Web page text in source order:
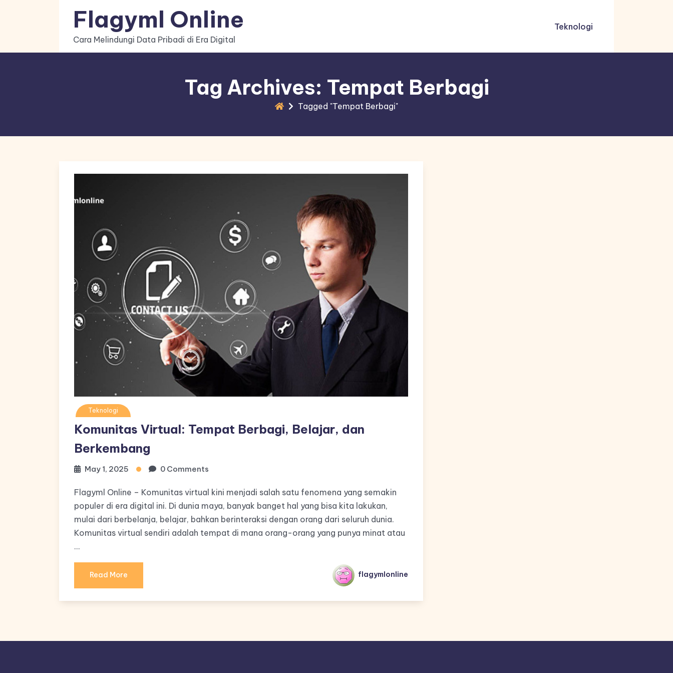
Flagyml Online
Cara Melindungi Data Pribadi di Era Digital
Teknologi
Tag Archives: Tempat Berbagi
Tagged "Tempat Berbagi"
Teknologi
Komunitas Virtual: Tempat Berbagi, Belajar, dan
Berkembang
May 1, 2025 0 Comments
Flagyml Online – Komunitas virtual kini menjadi salah satu fenomena yang semakin
populer di era digital ini. Di dunia maya, banyak banget hal yang bisa kita lakukan,
mulai dari berbelanja, belajar, bahkan berinteraksi dengan orang dari seluruh dunia.
Komunitas virtual sendiri adalah tempat di mana orang-orang yang punya minat atau
…
Read More flagymlonline